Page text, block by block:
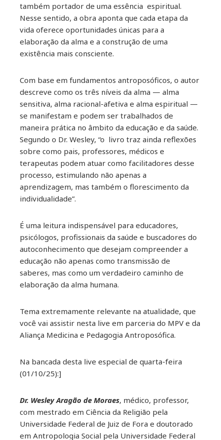
também portador de uma essência espiritual.
Nesse sentido, a obra aponta que cada etapa da
vida oferece oportunidades únicas para a
elaboração da alma e a construção de uma
existência mais consciente.
Com base em fundamentos antroposóficos, o autor
descreve como os três níveis da alma — alma
sensitiva, alma racional-afetiva e alma espiritual —
se manifestam e podem ser trabalhados de
maneira prática no âmbito da educação e da saúde.
Segundo o Dr. Wesley, “o livro traz ainda reflexões
sobre como pais, professores, médicos e
terapeutas podem atuar como facilitadores desse
processo, estimulando não apenas a
aprendizagem, mas também o florescimento da
individualidade”.
É uma leitura indispensável para educadores,
psicólogos, profissionais da saúde e buscadores do
autoconhecimento que desejam compreender a
educação não apenas como transmissão de
saberes, mas como um verdadeiro caminho de
elaboração da alma humana.
Tema extremamente relevante na atualidade, que
você vai assistir nesta live em parceria do MPV e da
Aliança Medicina e Pedagogia Antroposófica.
Na bancada desta live especial de quarta-feira
(01/10/25):]
Dr. Wesley Aragão de Moraes, médico, professor,
com mestrado em Ciência da Religião pela
Universidade Federal de Juiz de Fora e doutorado
em Antropologia Social pela Universidade Federal